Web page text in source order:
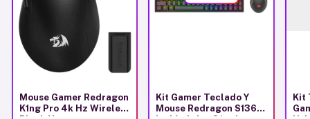
Mouse Gamer Redragon
K1ng Pro 4k Hz Wireless
Kit Gamer Teclado Y
Mouse Redragon S136
Kit